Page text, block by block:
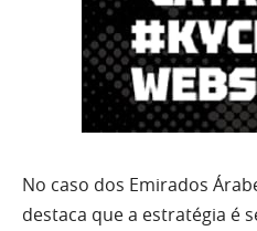
No caso dos Emirados
destaca que a estratégia é